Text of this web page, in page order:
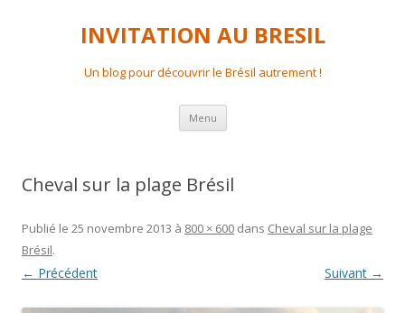
INVITATION AU BRESIL
Un blog pour découvrir le Brésil autrement !
Menu Aller
contenu
Cheval sur la plage Brésil
Publié le 25 novembre 2013 à 800 × 600 dans Cheval sur la plage
Brésil.
← Précédent Suivant →